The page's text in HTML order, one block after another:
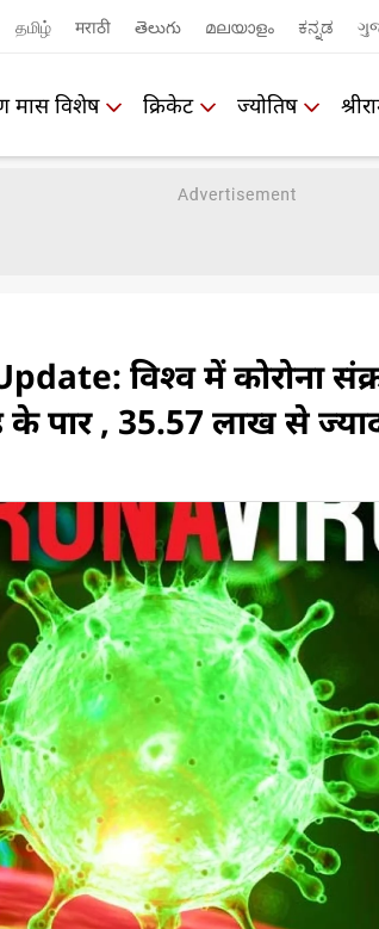
தமிழ் मराठी తెలుగు മലയാളം ಕನ್ನಡ
मास विशेष क्रिकेट ज्योतिष
विश्व में कोरोना
पार , 35.57 लाख से